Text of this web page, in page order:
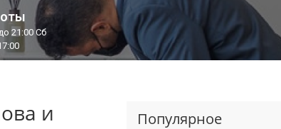
21:00 Сб
и
Популярное